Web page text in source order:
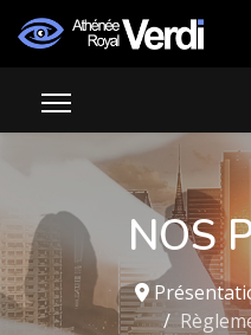
NOS